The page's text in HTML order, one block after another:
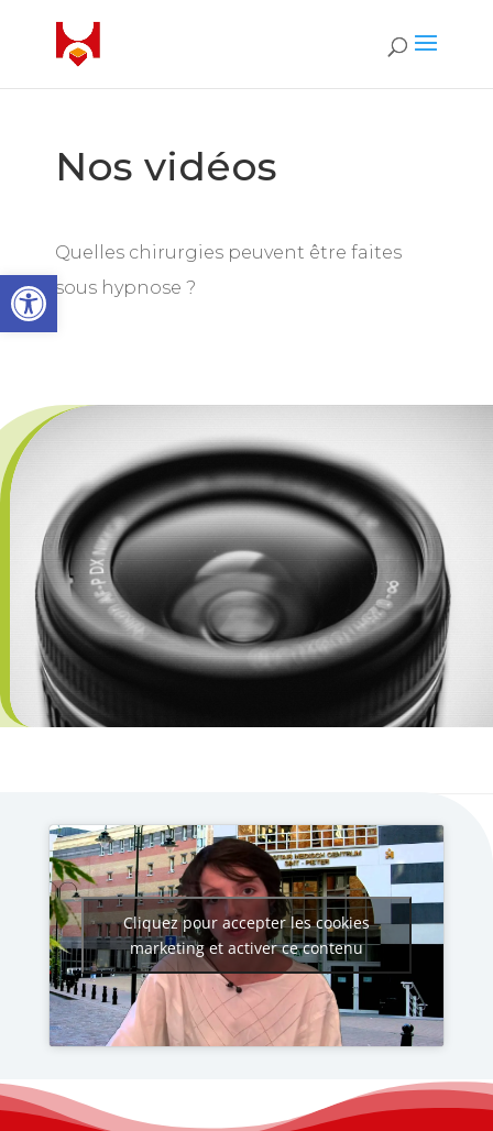
Ouvrir la barre d’outils
Nos vidéos
Quelles chirurgies peuvent être faites
sous hypnose ?
Cliquez pour accepter les cookies
marketing et activer ce contenu